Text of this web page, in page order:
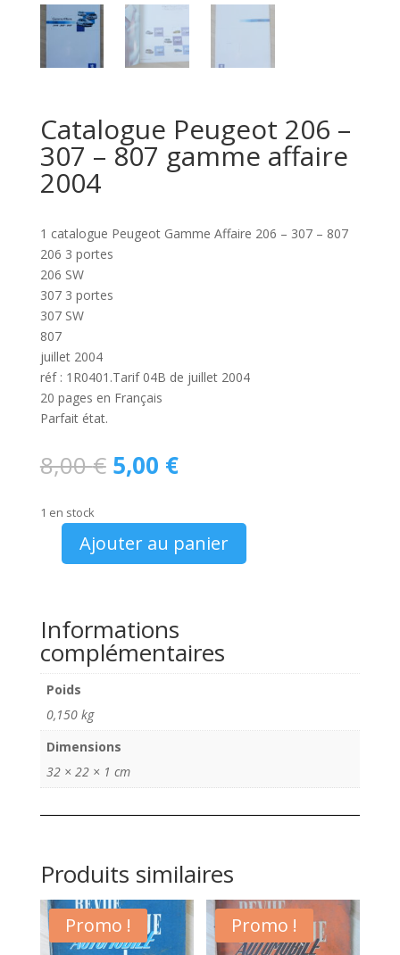
Catalogue Peugeot 206 –
307 – 807 gamme affaire
2004
1 catalogue Peugeot Gamme Affaire 206 – 307 – 807
206 3 portes
206 SW
307 3 portes
307 SW
807
juillet 2004
réf : 1R0401.Tarif 04B de juillet 2004
20 pages en Français
Parfait état.
8,00€ Le
prix
était :
8,00 €.
5,00 €Le
prix
est :
5,00 €.
1 en stock
quantité
206
-
307
807
gamme
2004
Ajouter au panier
Informations
complémentaires
Poids
0,150 kg
Dimensions
32 × 22 × 1 cm
Produits similaires
Promo ! Promo !